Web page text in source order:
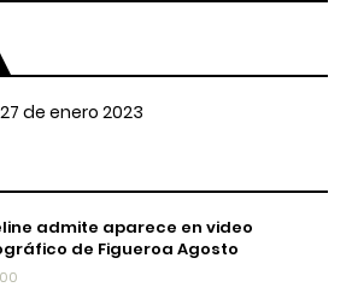
admite aparece en video
de Figueroa Agosto